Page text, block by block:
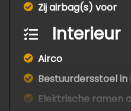
Zij airbag(s) voor
Interieur
Airco
Bestuurdersstoel
Elektrische ramen